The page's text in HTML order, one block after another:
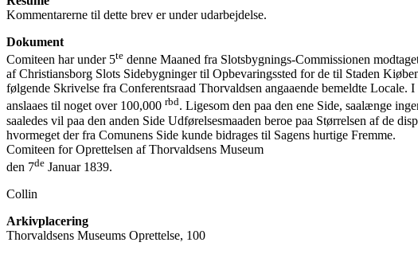
Kommentarerne til dette brev er under udarbejdelse.
Dokument
Comiteen har under 5te denne Maaned fra Slotsbygnings-Commissionen
af Christiansborg Slots Sidebygninger til Opbevaringssted for de til Staden
følgende Skrivelse fra Conferentsraad Thorvaldsen angaaende bemeldte
anslaaes til noget over 100,000 rbd. Ligesom den paa den ene Side, saalænge
saaledes vil paa den anden Side Udførelsesmaaden beroe paa Størrelsen af de
hvormeget der fra Comunens Side kunde bidrages til Sagens hurtige Fremme.
Comiteen for Oprettelsen af Thorvaldsens Museum
den 7de Januar 1839.
Collin
Arkivplacering
Thorvaldsens Museums Oprettelse, 100